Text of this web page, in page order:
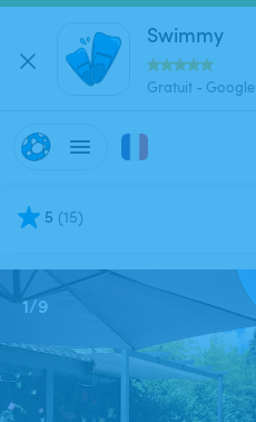
Swimmy
Gratuit -
5 (15)
Cette annonce est
1/9